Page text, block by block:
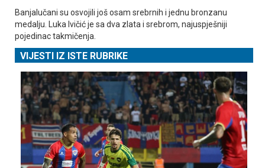
Banjalučani su osvojili još osam srebrnih i jednu bronzanu
medalju. Luka Ivičić je sa dva zlata i srebrom, najuspješniji
pojedinac takmičenja.
VIJESTI IZ ISTE RUBRIKE